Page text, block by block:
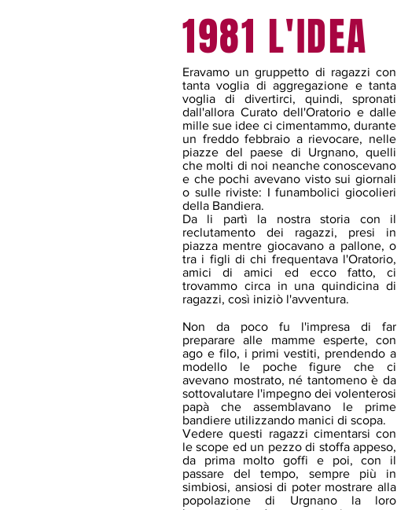
1981 L'IDEA
Eravamo un gruppetto di ragazzi con
tanta voglia di aggregazione e tanta
voglia di divertirci, quindi, spronati
dall'allora Curato dell'Oratorio e dalle
mille sue idee ci cimentammo, durante
un freddo febbraio a rievocare, nelle
piazze del paese di Urgnano, quelli
che molti di noi neanche conoscevano
e che pochi avevano visto sui giornali
o sulle riviste: I funambolici giocolieri
della Bandiera.
Da li partì la nostra storia con il
reclutamento dei ragazzi, presi in
piazza mentre giocavano a pallone, o
tra i figli di chi frequentava l'Oratorio,
amici di amici ed ecco fatto, ci
trovammo circa in una quindicina di
ragazzi, così iniziò l'avventura.
Non da poco fu l'impresa di far
preparare alle mamme esperte, con
ago e filo, i primi vestiti, prendendo a
modello le poche figure che ci
avevano mostrato, né tantomeno è da
sottovalutare l'impegno dei volenterosi
papà che assemblavano le prime
bandiere utilizzando manici di scopa.
Vedere questi ragazzi cimentarsi con
le scope ed un pezzo di stoffa appeso,
da prima molto goffi e poi, con il
passare del tempo, sempre più in
simbiosi, ansiosi di poter mostrare alla
popolazione di Urgnano la loro